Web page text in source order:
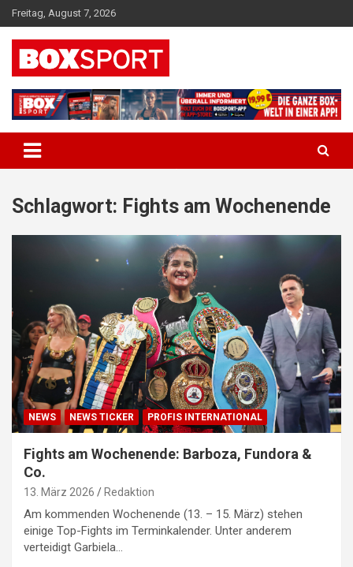
Skip
to
content
Freitag, August 7, 2026
BOXSPORT
Schlagwort: Fights am Wochenende
NEWS NEWS TICKER PROFIS INTERNATIONAL
Fights am Wochenende: Barboza, Fundora &
Co.
13. März 2026 Redaktion
Am kommenden Wochenende (13. – 15. März) stehen
einige Top-Fights im Terminkalender. Unter anderem
verteidigt Garbiela…